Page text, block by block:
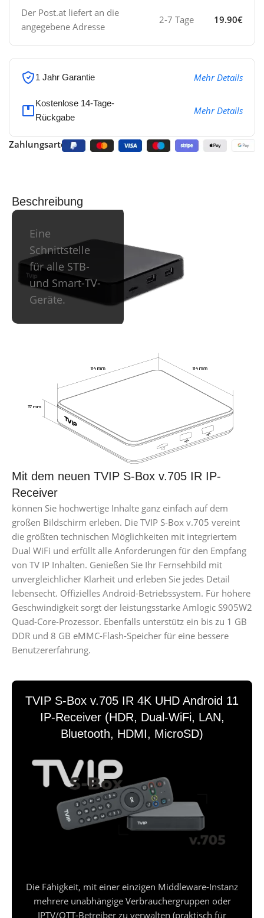
Der Post.at liefert an die
angegebene Adresse
2-7 Tage 19.90€
1 Jahr Garantie Mehr Details
Kostenlose 14-Tage-
Rückgabe
Mehr Details
Zahlungsarten:
Beschreibung
Eine
Schnittstelle
für alle STB-
und Smart-TV-
Geräte.
Mit dem neuen TVIP S-Box v.705 IR IP-
Receiver
können Sie hochwertige Inhalte ganz einfach auf dem
großen Bildschirm erleben. Die TVIP S-Box v.705 vereint
die größten technischen Möglichkeiten mit integriertem
Dual WiFi und erfüllt alle Anforderungen für den Empfang
von TV IP Inhalten. Genießen Sie Ihr Fernsehbild mit
unvergleichlicher Klarheit und erleben Sie jedes Detail
lebensecht. Offizielles Android-Betriebssystem. Für höhere
Geschwindigkeit sorgt der leistungsstarke Amlogic S905W2
Quad-Core-Prozessor. Ebenfalls unterstütz ein bis zu 1 GB
DDR und 8 GB eMMC-Flash-Speicher für eine bessere
Benutzererfahrung.
TVIP S-Box v.705 IR 4K UHD Android 11
IP-Receiver (HDR, Dual-WiFi, LAN,
Bluetooth, HDMI, MicroSD)
Die Fähigkeit, mit einer einzigen Middleware-Instanz
mehrere unabhängige Verbrauchergruppen oder
IPTV/OTT-Betreiber zu verwalten (praktisch für